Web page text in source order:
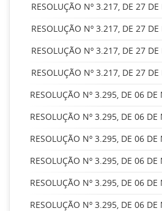
RESOLUÇÃO Nº 3.217, DE 27
RESOLUÇÃO Nº 3.217, DE 27
RESOLUÇÃO Nº 3.217, DE 27
RESOLUÇÃO Nº 3.217, DE 27
RESOLUÇÃO Nº 3.295, DE 06
RESOLUÇÃO Nº 3.295, DE 06
RESOLUÇÃO Nº 3.295, DE 06
RESOLUÇÃO Nº 3.295, DE 06
RESOLUÇÃO Nº 3.295, DE 06
RESOLUÇÃO Nº 3.295, DE 06